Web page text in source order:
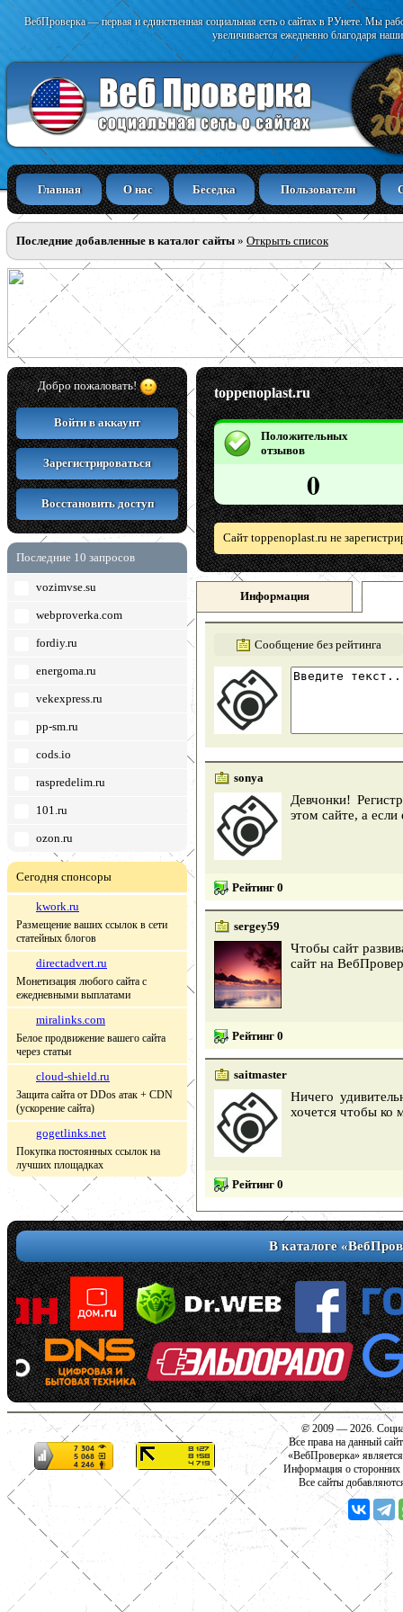
ВебПроверка — первая и единственная социальная сеть о сайтах в РУнете. Мы
увеличивается ежедневно благодаря
Главная О нас Беседка Пользователи
Последние добавленные в каталог сайты » Открыть список
Добро пожаловать!
Войти в аккаунт
Зарегистрироваться
Восстановить доступ
Последние 10 запросов
vozimvse.su
webproverka.com
fordiy.ru
energoma.ru
vekexpress.ru
pp-sm.ru
cods.io
raspredelim.ru
101.ru
ozon.ru
Сегодня спонсоры
kwork.ru
Размещение ваших ссылок в сети
статейных блогов
directadvert.ru
Монетизация любого сайта с
ежедневными выплатами
miralinks.com
Белое продвижение вашего сайта
через статьи
cloud-shield.ru
Защита сайта от DDos атак + CDN
(ускорение сайта)
gogetlinks.net
Покупка постоянных ссылок на
лучших площадках
toppenoplast.ru
Положительных
отзывов
0
Сайт toppenoplast.ru не
Информация
Сообщение без рейтинга
sonya
Девчонки!
этом сайте, а
Рейтинг 0
sergey59
Чтобы сайт
сайт на
Рейтинг 0
saitmaster
Ничего
хочется чтобы ко
Рейтинг 0
В каталоге
© 2009 — 2026.
Все права на данный
«ВебПроверка»
Информация о сторонних
Все сайты